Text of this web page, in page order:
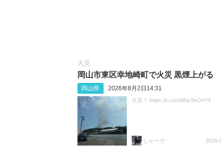
火災
岡山市東区幸地崎町で火災 黒煙上がる
岡山県 2026年8月2日14:31
火災？ https://t.co/sWNc8eOnY4
しゅーぞ 2026-